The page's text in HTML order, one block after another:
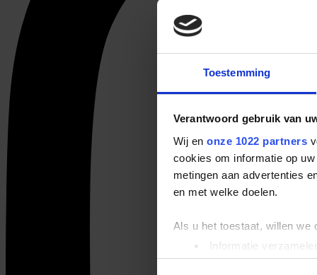
Toestemming
Verantwoord gebruik van
Wij en onze 1022 partners
cookies om informatie op
metingen aan advertenties
en met welke doelen.
Als u het toestaat, willen we
Informatie
Uw apparaat